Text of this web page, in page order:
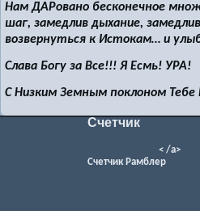
Нам ДАРовано бесконечное
шаг, замедлив дыхание,
возвернуться к Истокам… и
Слава Богу за Все!!! Я Есмь! УРА!
С Низким Земным поклоном
Счетчик
< /a>
Счетчик Рамблер